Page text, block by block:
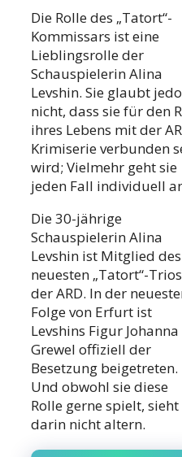
Die Rolle des „Tatort“-
Kommissars ist eine
Lieblingsrolle der
Schauspielerin Alina
Levshin. Sie glaubt
nicht, dass sie für den
ihres Lebens mit der
Krimiserie verbunden
wird; Vielmehr geht sie
jeden Fall individuell
Die 30-jährige
Schauspielerin Alina
Levshin ist Mitglied des
neuesten „Tatort“-
der ARD. In der
Folge von Erfurt ist
Levshins Figur Johanna
Grewel offiziell der
Besetzung beigetreten.
Und obwohl sie diese
Rolle gerne spielt, sieht
darin nicht altern.